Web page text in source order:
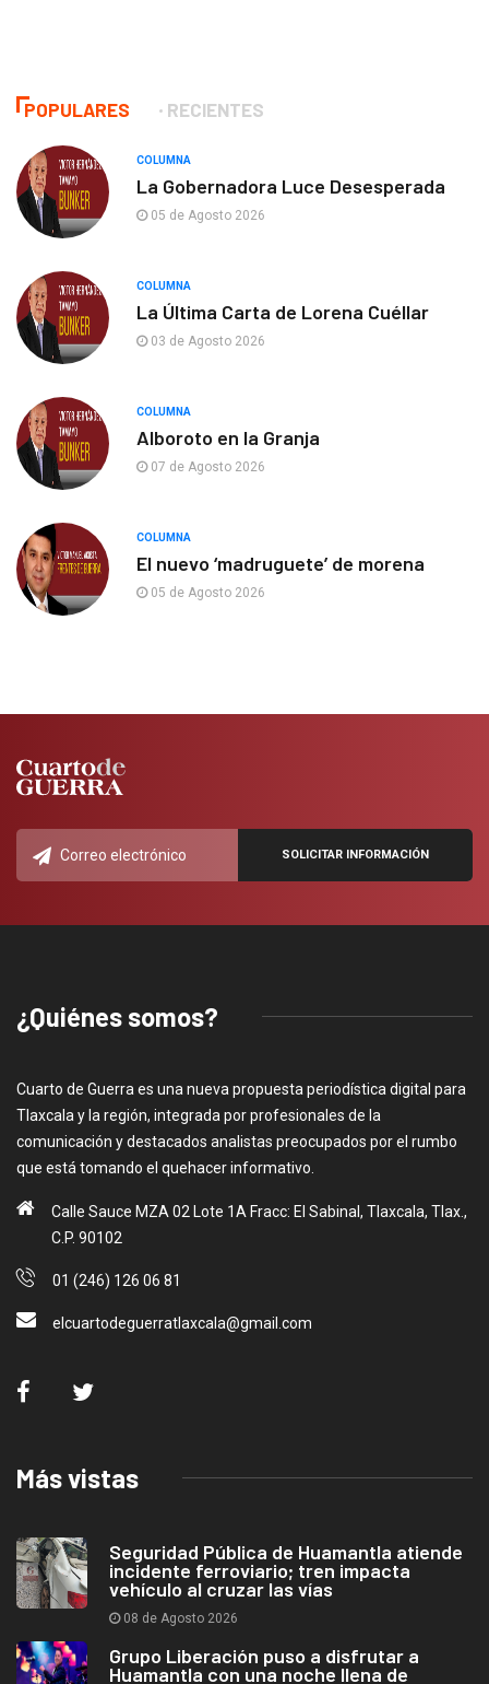
POPULARES RECIENTES
COLUMNA
La Gobernadora Luce Desesperada
05 de Agosto 2026
COLUMNA
La Última Carta de Lorena Cuéllar
03 de Agosto 2026
COLUMNA
Alboroto en la Granja
07 de Agosto 2026
COLUMNA
El nuevo ‘madruguete’ de morena
05 de Agosto 2026
¿Quiénes somos?
Cuarto de Guerra es una nueva propuesta periodística digital para
Tlaxcala y la región, integrada por profesionales de la
comunicación y destacados analistas preocupados por el rumbo
que está tomando el quehacer informativo.
Calle Sauce MZA 02 Lote 1A Fracc: El Sabinal, Tlaxcala, Tlax.,
C.P. 90102
01 (246) 126 06 81
elcuartodeguerratlaxcala@gmail.com
Más vistas
Seguridad Pública de Huamantla atiende
incidente ferroviario; tren impacta
vehículo al cruzar las vías
08 de Agosto 2026
Grupo Liberación puso a disfrutar a
Huamantla con una noche llena de